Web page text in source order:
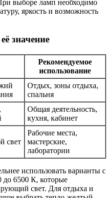
выборе ламп необходимо
яркость и возможность
значение
Рекомендуемое
использование
Отдых, зоны отдыха,
спальня
Общая деятельность,
кухня, кабинет
свет
Рабочие места,
мастерские,
лаборатории
использовать варианты с
до 6500 К, которые
свет. Для отдыха и